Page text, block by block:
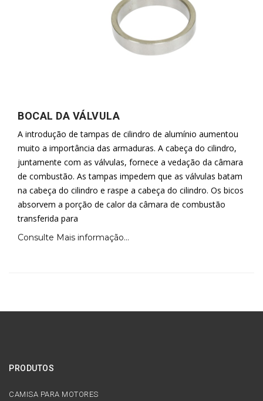
BOCAL DA VÁLVULA
A introdução de tampas de cilindro de alumínio aumentou
muito a importância das armaduras. A cabeça do cilindro,
juntamente com as válvulas, fornece a vedação da câmara
de combustão. As tampas impedem que as válvulas batam
na cabeça do cilindro e raspe a cabeça do cilindro. Os bicos
absorvem a porção de calor da câmara de combustão
transferida para
Consulte Mais informação...
PRODUTOS
CAMISA PARA MOTORES